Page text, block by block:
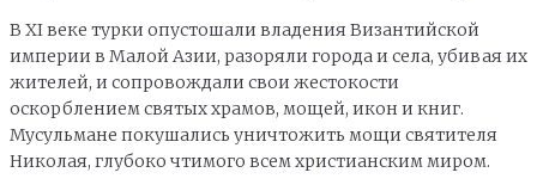
В ХI веке турки опустошали владения Византийской
империи в Малой Азии, разоряли города и села, убивая их
жителей, и сопровождали свои жестокости
оскорблением святых храмов, мощей, икон и книг.
Мусульмане покушались уничтожить мощи святителя
Николая, глубоко чтимого всем христианским миром.